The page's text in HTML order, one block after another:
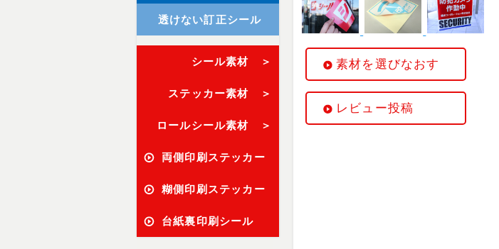
透けない訂正シール
シール素材 ＞
ステッカー素材 ＞
ロールシール素材 ＞
両側印刷ステッカー
糊側印刷ステッカー
台紙裏印刷シール
素材を選びなおす
レビュー投稿